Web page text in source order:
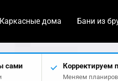
Каркасные дома Бани из
сами Корректируем
Меняем